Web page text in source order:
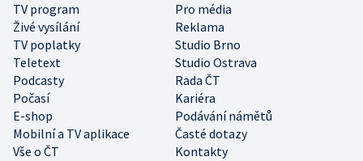
TV program
Pro média
Živé vysílání
Reklama
TV poplatky
Studio Brno
Teletext
Studio Ostrava
Podcasty
Rada ČT
Počasí
Kariéra
E-shop
Podávání námětů
Mobilní a TV aplikace
Časté dotazy
Vše o ČT
Kontakty